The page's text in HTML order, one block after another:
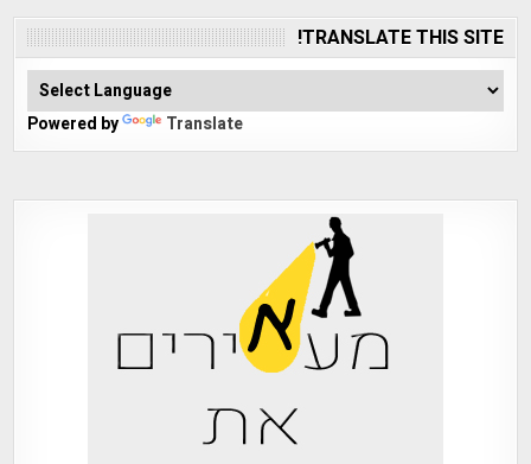
TRANSLATE THIS SITE!
Powered by Translate